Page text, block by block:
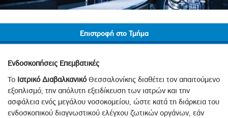
Επιστροφή στο Τμήμα
Ενδοσκοπήσεις Επεμβατικές
Το Ιατρικό ΔιαβαλκανικόΘεσσαλονίκης διαθέτει τον απαιτούμενο
εξοπλισμό, την απόλυτη εξειδίκευση των ιατρών και την
ασφάλεια ενός μεγάλου νοσοκομείου, ώστε κατά τη διάρκεια του
ενδοσκοπικού διαγνωστικού ελέγχου ζωτικών οργάνων, εάν